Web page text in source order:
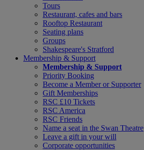
Tours
Restaurant, cafes and bars
Rooftop Restaurant
Seating plans
Groups
Shakespeare's Stratford
Membership & Support
Membership & Support
Priority Booking
Become a Member or Supporter
Gift Memberships
RSC £10 Tickets
RSC America
RSC Friends
Name a seat in the Swan Theatre
Leave a gift in your will
Corporate opportunities